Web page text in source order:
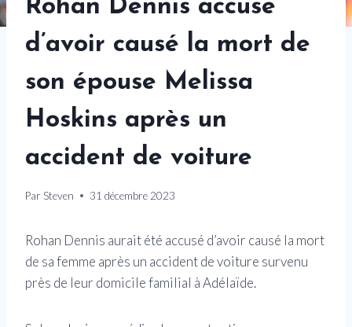
Rohan Dennis accusé
d’avoir causé la mort de
son épouse Melissa
Hoskins après un
accident de voiture
Par Steven 31 décembre 2023
Rohan Dennis aurait été accusé d’avoir causé la mort
de sa femme après un accident de voiture survenu
près de leur domicile familial à Adélaïde.